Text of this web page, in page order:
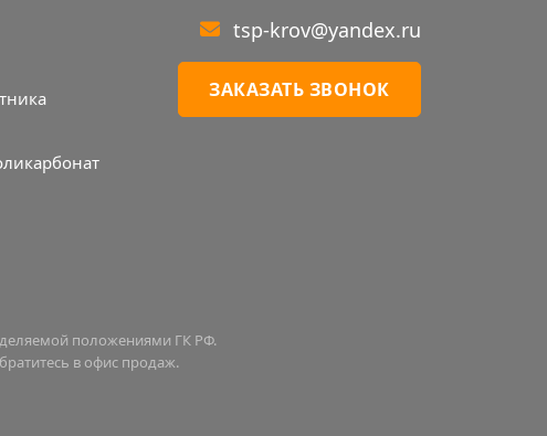
tsp-krov@yandex.ru
ЗАКАЗАТЬ ЗВОНОК
положениями ГК РФ.
в офис продаж.